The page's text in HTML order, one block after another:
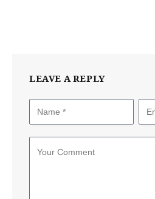
LEAVE A REPLY